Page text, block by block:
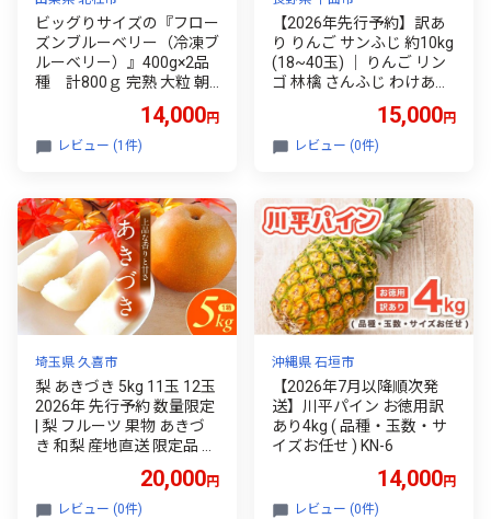
ビッグりサイズの『フロー
ズンブルーベリー（冷凍ブ
ルーベリー）』400g×2品
種 計800ｇ 完熟 大粒 朝
14,000円
レビュー (1件)
【2026年先行予約】訳あ
り りんご サンふじ 約10kg
(18~40玉) ｜ りんご リン
ゴ 林檎 さんふじ わけあり
州りんご 産地直送 千曲市
長野県産 信州
15,000円
レビュー (0件)
埼玉県 久喜市
梨 あきづき 5kg 11玉 12玉
2026年 先行予約 数量限定
| 梨 フルーツ 果物 あきづ
き 和梨 産地直送 限定品 贈
ート ギフト 風味豊か 香り
上品 甘い 限定 果樹 旬 ジ
20,000円
レビュー (0件)
沖縄県 石垣市
【2026年7月以降順次発
送】川平パイン お徳用訳
あり4kg ( 品種・玉数・サ
イズお任せ ) KN-6
14,000円
レビュー (0件)